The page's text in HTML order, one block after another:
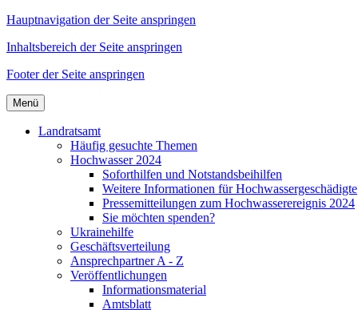
Hauptnavigation der Seite anspringen
Inhaltsbereich der Seite anspringen
Footer der Seite anspringen
Menü
Landratsamt
Häufig gesuchte Themen
Hochwasser 2024
Soforthilfen und Notstandsbeihilfen
Weitere Informationen für Hochwassergeschädigte
Pressemitteilungen zum Hochwasserereignis 2024
Sie möchten spenden?
Ukrainehilfe
Geschäftsverteilung
Ansprechpartner A - Z
Veröffentlichungen
Informationsmaterial
Amtsblatt